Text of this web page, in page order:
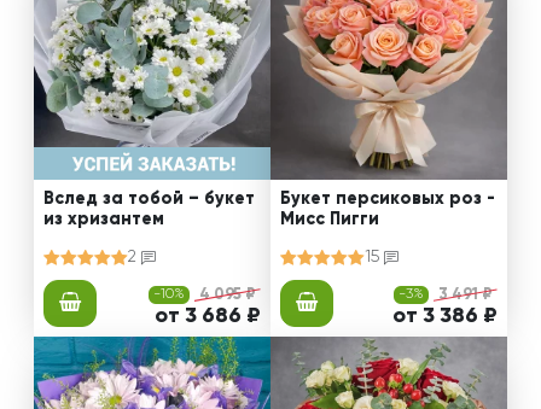
Вслед за тобой – букет
из хризантем
2
-10% 4 095 ₽
от 3 686 ₽
Букет персиковых роз -
Мисс Пигги
15
-3% 3 491 ₽
от 3 386 ₽